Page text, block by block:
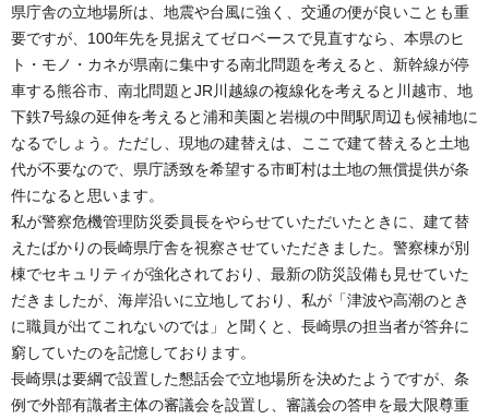
県庁舎の立地場所は、地震や台風に強く、交通の便が良いことも重
要ですが、100年先を見据えてゼロベースで見直すなら、本県のヒ
ト・モノ・カネが県南に集中する南北問題を考えると、新幹線が停
車する熊谷市、南北問題とJR川越線の複線化を考えると川越市、地
下鉄7号線の延伸を考えると浦和美園と岩槻の中間駅周辺も候補地に
なるでしょう。ただし、現地の建替えは、ここで建て替えると土地
代が不要なので、県庁誘致を希望する市町村は土地の無償提供が条
件になると思います。
私が警察危機管理防災委員長をやらせていただいたときに、建て替
えたばかりの長崎県庁舎を視察させていただきました。警察棟が別
棟でセキュリティが強化されており、最新の防災設備も見せていた
だきましたが、海岸沿いに立地しており、私が「津波や高潮のとき
に職員が出てこれないのでは」と聞くと、長崎県の担当者が答弁に
窮していたのを記憶しております。
長崎県は要綱で設置した懇話会で立地場所を決めたようですが、条
例で外部有識者主体の審議会を設置し、審議会の答申を最大限尊重